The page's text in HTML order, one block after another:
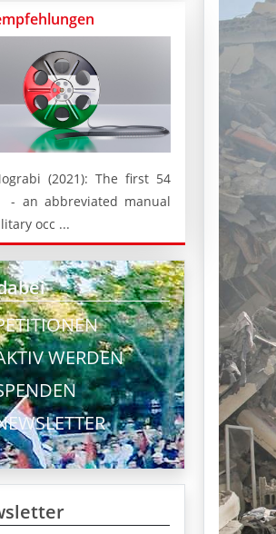
(2021): The first 54
- an abbreviated manual
occ ...
WERDEN